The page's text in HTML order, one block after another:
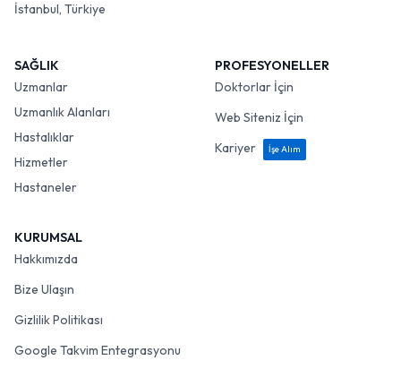
İstanbul, Türkiye
SAĞLIK
Uzmanlar
Uzmanlık Alanları
Hastalıklar
Hizmetler
Hastaneler
PROFESYONELLER
Doktorlar İçin
Web Siteniz İçin
Kariyer
İşe Alım
KURUMSAL
Hakkımızda
Bize Ulaşın
Gizlilik Politikası
Google Takvim Entegrasyonu